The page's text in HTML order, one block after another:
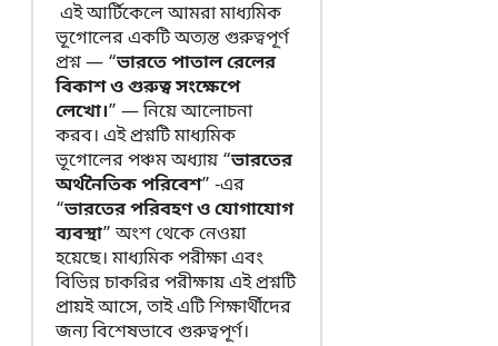
এই আর্টিকেলে আমরা মাধ্যমিক
ভূগোলের একটি অত্যন্ত গুরুত্বপূর্ণ
প্রশ্ন — “ভারতে পাতাল রেলের
বিকাশ ও গুরুত্ব সংক্ষেপে
লেখো।” — নিয়ে আলোচনা
করব। এই প্রশ্নটি মাধ্যমিক
ভূগোলের পঞ্চম অধ্যায় “ভারতের
অর্থনৈতিক পরিবেশ” -এর
“ভারতের পরিবহণ ও যোগাযোগ
ব্যবস্থা” অংশ থেকে নেওয়া
হয়েছে। মাধ্যমিক পরীক্ষা এবং
বিভিন্ন চাকরির পরীক্ষায় এই প্রশ্নটি
প্রায়ই আসে, তাই এটি শিক্ষার্থীদের
জন্য বিশেষভাবে গুরুত্বপূর্ণ।